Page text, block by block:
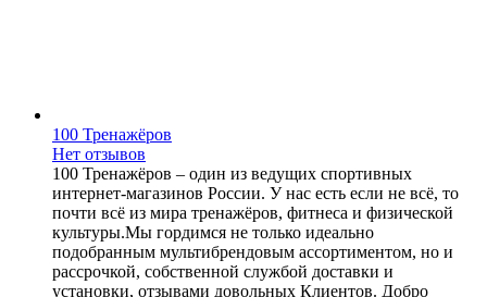
100 Тренажёров
Нет отзывов
100 Тренажёров – один из ведущих спортивных
интернет-магазинов России. У нас есть если не всё, то
почти всё из мира тренажёров, фитнеса и физической
культуры.Мы гордимся не только идеально
подобранным мультибрендовым ассортиментом, но и
рассрочкой, собственной службой доставки и
установки, отзывами довольных Клиентов. Добро